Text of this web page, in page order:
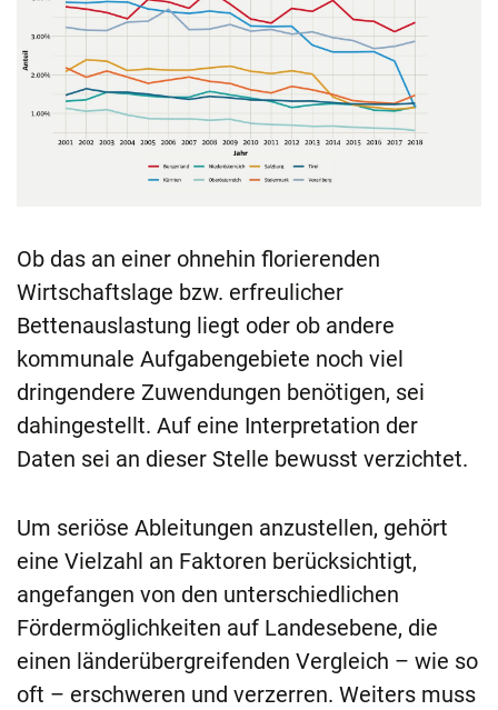
Ob das an einer ohnehin florierenden
Wirtschaftslage bzw. erfreulicher
Bettenauslastung liegt oder ob andere
kommunale Aufgabengebiete noch viel
dringendere Zuwendungen benötigen, sei
dahingestellt. Auf eine Interpretation der
Daten sei an dieser Stelle bewusst verzichtet.
Um seriöse Ableitungen anzustellen, gehört
eine Vielzahl an Faktoren berücksichtigt,
angefangen von den unterschiedlichen
Fördermöglichkeiten auf Landesebene, die
einen länderübergreifenden Vergleich – wie so
oft – erschweren und verzerren. Weiters muss